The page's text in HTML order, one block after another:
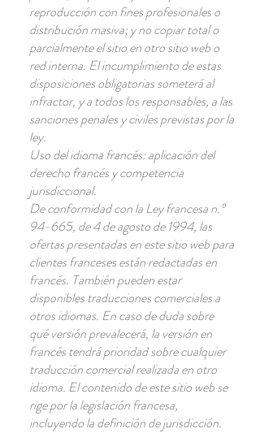
reproducción con fines profesionales o
distribución masiva; y no copiar total o
parcialmente el sitio en otro sitio web o
red interna. El incumplimiento de estas
disposiciones obligatorias someterá al
infractor, y a todos los responsables, a las
sanciones penales y civiles previstas por la
ley.
Uso del idioma francés: aplicación del
derecho francés y competencia
jurisdiccional.
De conformidad con la Ley francesa n.º
94-665, de 4 de agosto de 1994, las
ofertas presentadas en este sitio web para
clientes franceses están redactadas en
francés. También pueden estar
disponibles traducciones comerciales a
otros idiomas. En caso de duda sobre
qué versión prevalecerá, la versión en
francés tendrá prioridad sobre cualquier
traducción comercial realizada en otro
idioma. El contenido de este sitio web se
rige por la legislación francesa,
incluyendo la definición de jurisdicción.